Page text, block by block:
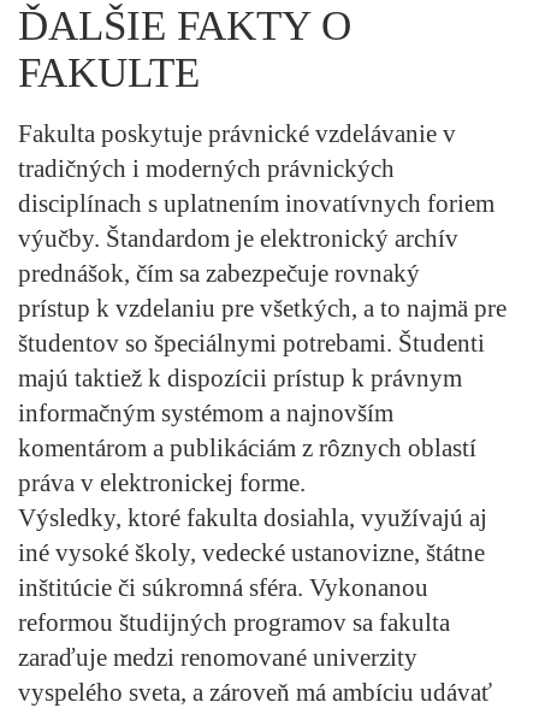
ĎALŠIE FAKTY O
FAKULTE
Fakulta poskytuje právnické vzdelávanie v
tradičných i moderných právnických
disciplínach s uplatnením inovatívnych foriem
výučby. Štandardom je elektronický archív
prednášok, čím sa zabezpečuje rovnaký
prístup k vzdelaniu pre všetkých, a to najmä pre
študentov so špeciálnymi potrebami. Študenti
majú taktiež k dispozícii prístup k právnym
informačným systémom a najnovším
komentárom a publikáciám z rôznych oblastí
práva v elektronickej forme.
Výsledky, ktoré fakulta dosiahla, využívajú aj
iné vysoké školy, vedecké ustanovizne, štátne
inštitúcie či súkromná sféra. Vykonanou
reformou študijných programov sa fakulta
zaraďuje medzi renomované univerzity
vyspelého sveta, a zároveň má ambíciu udávať